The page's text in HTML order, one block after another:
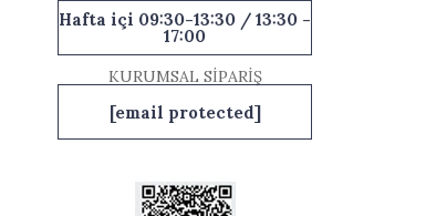
Hafta içi 09:30-13:30 / 13:30 -
17:00
KURUMSAL SİPARİŞ
[email protected]